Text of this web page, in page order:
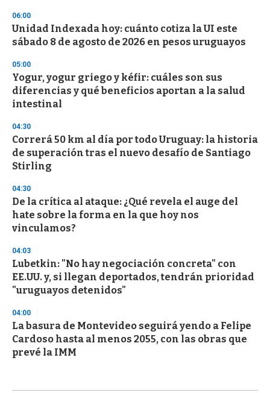
06:00
Unidad Indexada hoy: cuánto cotiza la UI este
sábado 8 de agosto de 2026 en pesos uruguayos
05:00
Yogur, yogur griego y kéfir: cuáles son sus
diferencias y qué beneficios aportan a la salud
intestinal
04:30
Correrá 50 km al día por todo Uruguay: la historia
de superación tras el nuevo desafío de Santiago
Stirling
04:30
De la crítica al ataque: ¿Qué revela el auge del
hate sobre la forma en la que hoy nos
vinculamos?
04:03
Lubetkin: "No hay negociación concreta" con
EE.UU. y, si llegan deportados, tendrán prioridad
"uruguayos detenidos"
04:00
La basura de Montevideo seguirá yendo a Felipe
Cardoso hasta al menos 2055, con las obras que
prevé la IMM